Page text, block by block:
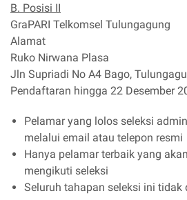
B. Posisi II
GraPARI Telkomsel Tulungagung
Alamat
Ruko Nirwana Plasa
Jln Supriadi No A4 Bago,
Pendaftaran hingga 22 Desember
Pelamar yang lolos seleksi
melalui email atau telepon resmi
Hanya pelamar terbaik yang
mengikuti seleksi
Seluruh tahapan seleksi ini tidak